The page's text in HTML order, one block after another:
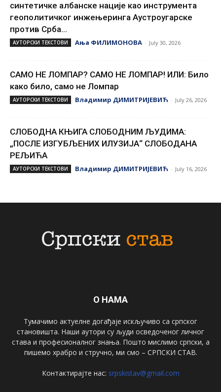
синтетичке албанске нације као инструмента
геополитичког инжењеринга Аустроугарске
против Срба...
АУТОРСКИ ТЕКСТОВИ Ања ФИЛИМОНОВА - July 30, 2026
САМО НЕ ЛОМПАР? САМО НЕ ЛОМПАР! ИЛИ: Било
како било, само не Ломпар
АУТОРСКИ ТЕКСТОВИ Владимир ДИМИТРИЈЕВИЋ - July 26, 2026
СЛОБОДНА КЊИГА СЛОБОДНИМ ЉУДИМА:
„ПОСЛЕ ИЗГУБЉЕНИХ ИЛУЗИЈА“ СЛОБОДАНА
РЕЉИЋА
АУТОРСКИ ТЕКСТОВИ Владимир ДИМИТРИЈЕВИЋ - July 16, 2026
О НАМА
Тумачимо актуелне догађаје искључиво са српског
становишта. Наши аутори су људи осведоченог личног
става и професионалног знања. Пошто мислимо српски, а
пишемо храбро и стручно, ми смо – СРПСКИ СТАВ.
Контактирајте нас: srpskistav@gmail.com